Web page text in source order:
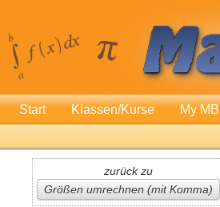
Start Klassen/Kurse My MB
zurück zu
Größen umrechnen (mit Komma)